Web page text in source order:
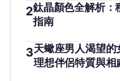
2鈦晶顏色全解析：
指南
3天蠍座男人渴望
理想伴侶特質與相